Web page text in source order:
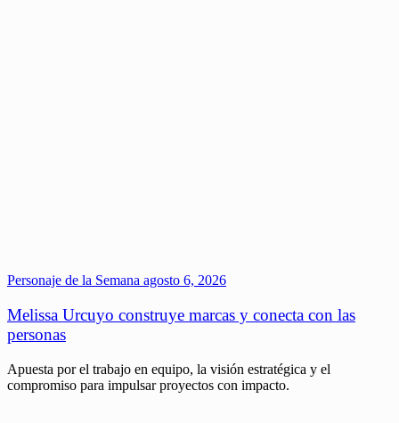
Personaje de la Semana agosto 6, 2026
Melissa Urcuyo construye marcas y conecta con las
personas
Apuesta por el trabajo en equipo, la visión estratégica y el
compromiso para impulsar proyectos con impacto.